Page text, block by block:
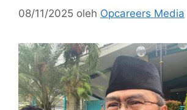
08/11/2025 oleh Opcareers Media